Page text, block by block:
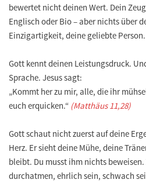
bewertet nicht deinen Wert. Dein
Englisch oder Bio – aber nichts über
Einzigartigkeit, deine geliebte Person.
Gott kennt deinen Leistungsdruck.
Sprache. Jesus sagt:
„Kommt her zu mir, alle, die ihr
euch erquicken.“ (Matthäus 11,28)
Gott schaut nicht zuerst auf deine
Herz. Er sieht deine Mühe, deine
bleibt. Du musst ihm nichts
durchatmen, ehrlich sein, schwach